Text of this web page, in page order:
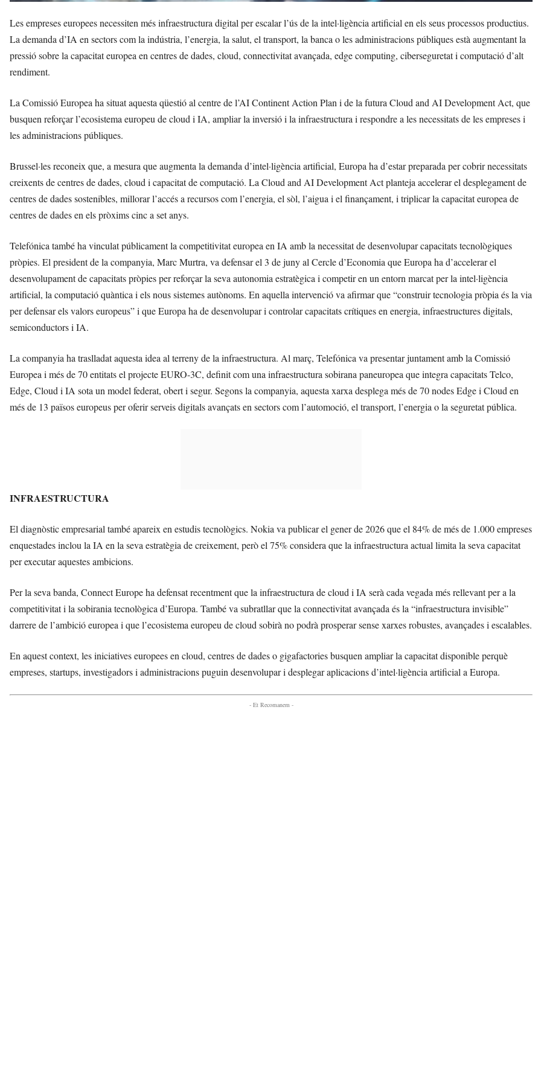
Les empreses europees necessiten més infraestructura digital per escalar l’ús de la intel·ligència artificial en els seus processos productius.
La demanda d’IA en sectors com la indústria, l’energia, la salut, el transport, la banca o les administracions públiques està augmentant la
pressió sobre la capacitat europea en centres de dades, cloud, connectivitat avançada, edge computing, ciberseguretat i computació d’alt
rendiment.
La Comissió Europea ha situat aquesta qüestió al centre de l’AI Continent Action Plan i de la futura Cloud and AI Development Act, que
busquen reforçar l’ecosistema europeu de cloud i IA, ampliar la inversió i la infraestructura i respondre a les necessitats de les empreses i
les administracions públiques.
Brussel·les reconeix que, a mesura que augmenta la demanda d’intel·ligència artificial, Europa ha d’estar preparada per cobrir necessitats
creixents de centres de dades, cloud i capacitat de computació. La Cloud and AI Development Act planteja accelerar el desplegament de
centres de dades sostenibles, millorar l’accés a recursos com l’energia, el sòl, l’aigua i el finançament, i triplicar la capacitat europea de
centres de dades en els pròxims cinc a set anys.
Telefónica també ha vinculat públicament la competitivitat europea en IA amb la necessitat de desenvolupar capacitats tecnològiques
pròpies. El president de la companyia, Marc Murtra, va defensar el 3 de juny al Cercle d’Economia que Europa ha d’accelerar el
desenvolupament de capacitats pròpies per reforçar la seva autonomia estratègica i competir en un entorn marcat per la intel·ligència
artificial, la computació quàntica i els nous sistemes autònoms. En aquella intervenció va afirmar que “construir tecnologia pròpia és la via
per defensar els valors europeus” i que Europa ha de desenvolupar i controlar capacitats crítiques en energia, infraestructures digitals,
semiconductors i IA.
La companyia ha traslladat aquesta idea al terreny de la infraestructura. Al març, Telefónica va presentar juntament amb la Comissió
Europea i més de 70 entitats el projecte EURO-3C, definit com una infraestructura sobirana paneuropea que integra capacitats Telco,
Edge, Cloud i IA sota un model federat, obert i segur. Segons la companyia, aquesta xarxa desplega més de 70 nodes Edge i Cloud en
més de 13 països europeus per oferir serveis digitals avançats en sectors com l’automoció, el transport, l’energia o la seguretat pública.
INFRAESTRUCTURA
El diagnòstic empresarial també apareix en estudis tecnològics. Nokia va publicar el gener de 2026 que el 84% de més de 1.000 empreses
enquestades inclou la IA en la seva estratègia de creixement, però el 75% considera que la infraestructura actual limita la seva capacitat
per executar aquestes ambicions.
Per la seva banda, Connect Europe ha defensat recentment que la infraestructura de cloud i IA serà cada vegada més rellevant per a la
competitivitat i la sobirania tecnològica d’Europa. També va subratllar que la connectivitat avançada és la “infraestructura invisible”
darrere de l’ambició europea i que l’ecosistema europeu de cloud sobirà no podrà prosperar sense xarxes robustes, avançades i escalables.
En aquest context, les iniciatives europees en cloud, centres de dades o gigafactories busquen ampliar la capacitat disponible perquè
empreses, startups, investigadors i administracions puguin desenvolupar i desplegar aplicacions d’intel·ligència artificial a Europa.
- Et Recomanem -